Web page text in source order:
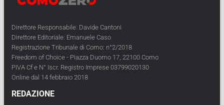
Direttore Responsabile: Davide Cantoni
Direttore Editoriale: Emanuele Caso
Registrazione Tribunale di Como: n°2/2018
Freedom of Choice - Piazza Duomo 17, 22100 Como
PIVA Cf e N° Iscr. Registro Imprese 03799020130
Online dal 14 febbraio 2018
REDAZIONE